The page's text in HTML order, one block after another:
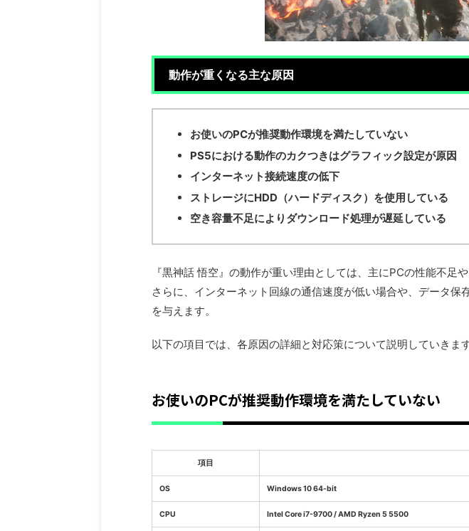
動作が重くなる主な原因
お使いのPCが推奨動作環境を満たしていない
PS5における動作のカクつきはグラフィック設定が原因
インターネット接続速度の低下
ストレージにHDD（ハードディスク）を使用している
空き容量不足によりダウンロード処理が遅延している
『黒神話 悟空』の動作が重い理由としては、主にPCの性能不足
さらに、インターネット回線の通信速度が低い場合や、データ
を与えます。
以下の項目では、各原因の詳細と対応策について説明していきま
お使いのPCが推奨動作環境を満たしていない
項目
OS Windows 10 64-bit
CPU Intel Core i7-9700 / AMD Ryzen 5 5500